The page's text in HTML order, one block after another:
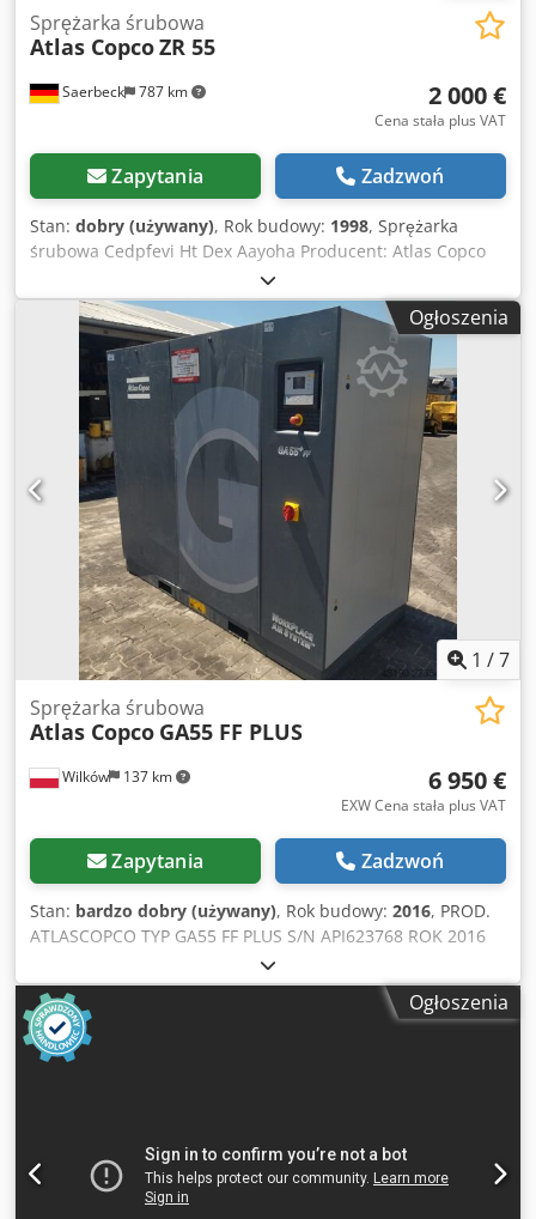
Saerbeck 787 km
Sprężarka śrubowa
Atlas CopcoZR 55
2 000 €
Cena stała plus VAT
Zapytania Zadzwoń
Stan: dobry (używany), Rok budowy: 1998, Sprężarka
śrubowa Cedpfevi Ht Dex Aayoha Producent: Atlas Copco
Typ: ZR 55 Rok produkcji: 1998 Moc: 53 kW Ciśnienie maks.
7,5 bar
Ogłoszenia
1 /7
Wilków 137 km
Sprężarka śrubowa
Atlas Copco GA55 FF PLUS
6 950 €
EXW Cena stała plus VAT
Zapytania Zadzwoń
Stan: bardzo dobry (używany), Rok budowy: 2016, PROD.
ATLASCOPCO TYP GA55 FF PLUS S/N API623768 ROK 2016
MOC (kW) 55 WYDAJ. (m3/min) 10.44 CIS (bar) 8.25 GODZ
(DOC/OGÓL) FALOWNIK nie Chodpjzmhtcofx Aayoa WBUD.
OSUSZACZ tak R410a 1.05kg WYMIENNIK nie CHŁODZONA
(POW/WODA) powietrze NA ZBIORNIKU nie DOKUMENTY
nie PRZYŁĄCZE 2 NOWA/UŻYWANA UŻYWANA
Ogłoszenia